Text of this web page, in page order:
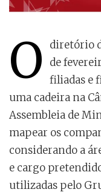
O
diretório
de
filiadas e
uma cadeira na
Assembleia de
mapear os
considerando a
e cargo
utilizadas pelo